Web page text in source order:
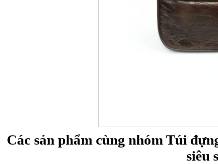
Các sản phẩm cùng nhóm Túi
siêu